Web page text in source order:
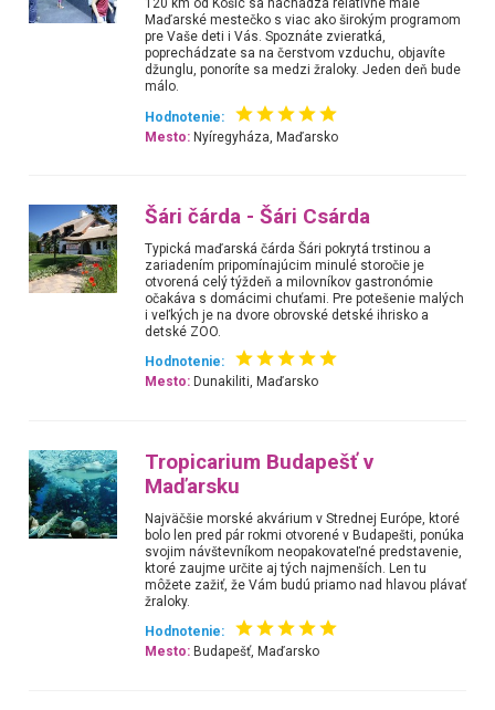
120 km od Košíc sa nachádza relatívne malé
Maďarské mestečko s viac ako širokým programom
pre Vaše deti i Vás. Spoznáte zvieratká,
poprechádzate sa na čerstvom vzduchu, objavíte
džunglu, ponoríte sa medzi žraloky. Jeden deň bude
málo.
Hodnotenie:
Mesto: Nyíregyháza, Maďarsko
Šári čárda - Šári Csárda
Typická maďarská čárda Šári pokrytá trstinou a
zariadením pripomínajúcim minulé storočie je
otvorená celý týždeň a milovníkov gastronómie
očakáva s domácimi chuťami. Pre potešenie malých
i veľkých je na dvore obrovské detské ihrisko a
detské ZOO.
Hodnotenie:
Mesto: Dunakiliti, Maďarsko
Tropicarium Budapešť v
Maďarsku
Najväčšie morské akvárium v Strednej Európe, ktoré
bolo len pred pár rokmi otvorené v Budapešti, ponúka
svojim návštevníkom neopakovateľné predstavenie,
ktoré zaujme určite aj tých najmenších. Len tu
môžete zažiť, že Vám budú priamo nad hlavou plávať
žraloky.
Hodnotenie:
Mesto: Budapešť, Maďarsko